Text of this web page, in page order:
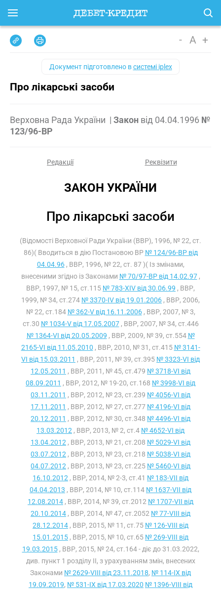
- A +
Документ підготовлено всистемі iplex
Про лікарські засоби
Верховна Рада України | Закон від 04.04.1996 №
123/96-ВР
Редакції Реквізити
ЗАКОН УКРАЇНИ
Про лікарські засоби
(Відомості Верховної Ради України (ВВР), 1996, № 22, ст.
86)( Вводиться в дію Постановою ВР № 124/96-ВР від
04.04.96, ВВР, 1996, № 22, ст. 87 )( Із змінами,
внесеними згідно із Законами № 70/97-ВР від 14.02.97,
ВВР, 1997, № 15, ст.115 № 783-XIV від 30.06.99 , ВВР,
1999, № 34, ст.274 № 3370-IV від 19.01.2006 , ВВР, 2006,
№ 22, ст.184 № 362-V від 16.11.2006, ВВР, 2007, № 3,
ст.30 № 1034-V від 17.05.2007, ВВР, 2007, № 34, ст.446
№ 1364-VI від 20.05.2009 , ВВР, 2009, № 39, ст.554 №
2165-VI від 11.05.2010 , ВВР, 2010, № 31, ст.415 № 3141-
VI від 15.03.2011 , ВВР, 2011, № 39, ст.395 № 3323-VI від
12.05.2011 , ВВР, 2011, № 45, ст.479 № 3718-VI від
08.09.2011 , ВВР, 2012, № 19-20, ст.168 № 3998-VI від
03.11.2011 , ВВР, 2012, № 23, ст.239 № 4056-VI від
17.11.2011 , ВВР, 2012, № 27, ст.277 № 4196-VI від
20.12.2011 , ВВР, 2012, № 30, ст.348 № 4496-VI від
13.03.2012 , ВВР, 2013, № 2, ст.4 № 4652-VI від
13.04.2012 , ВВР, 2013, № 21, ст.208 № 5029-VI від
03.07.2012 , ВВР, 2013, № 23, ст.218 № 5038-VI від
04.07.2012 , ВВР, 2013, № 23, ст.225 № 5460-VI від
16.10.2012 , ВВР, 2014, № 2-3, ст.41 № 183-VII від
04.04.2013 , ВВР, 2014, № 10, ст.114 № 1637-VII від
12.08.2014 , ВВР, 2014, № 39, ст.2012 № 1707-VII від
20.10.2014 , ВВР, 2014, № 47, ст.2052 № 77-VIII від
28.12.2014 , ВВР, 2015, № 11, ст.75 № 126-VIII від
15.01.2015 , ВВР, 2015, № 10, ст.65 № 269-VIII від
19.03.2015, ВВР, 2015, № 24, ст.164 - діє до 31.03.2022,
див. пункт 1 розділу II, з урахуванням змін, внесених
Законами № 2629-VIII від 23.11.2018, № 114-IX від
19.09.2019, № 531-IX від 17.03.2020 № 1396-VIII від